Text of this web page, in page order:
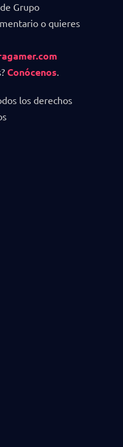
Grupo
o quieres
Conócenos.
los derechos